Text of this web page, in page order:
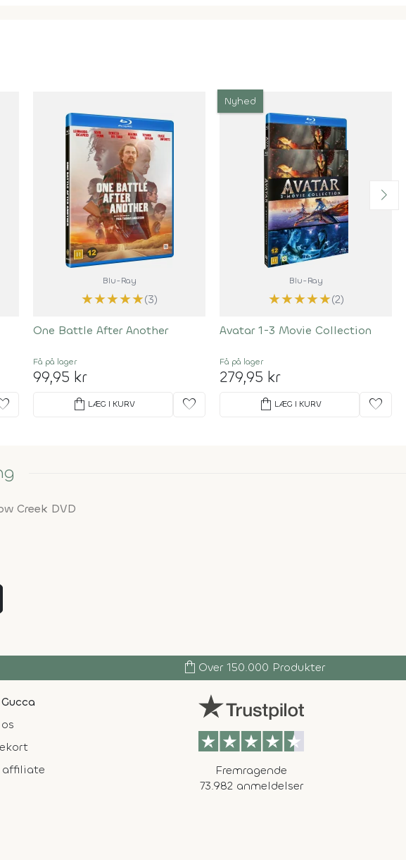
Blu-Ray
★★★★★(3)
One Battle After Another
Få på lager
99,95 kr
shopping_bag LÆG I KURV favorite
Nyhed
Blu-Ray
★★★★★(2)
Avatar 1-3 Movie Collection
Få på lager
279,95 kr
shopping_bag LÆG I KURV favorite
Creek DVD
shopping_bag Over 150.000 Produkter
affiliate
Fremragende
73.982 anmeldelser